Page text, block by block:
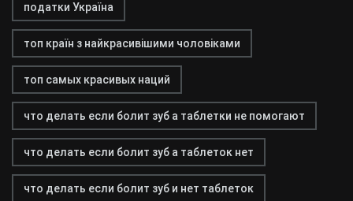
податки Україна
топ країн з найкрасивішими чоловіками
топ самых красивых наций
что делать если болит зуб а таблетки не помогают
что делать если болит зуб а таблеток нет
что делать если болит зуб и нет таблеток